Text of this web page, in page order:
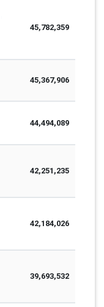
45,782,359
45,367,906
44,494,089
42,251,235
42,184,026
39,693,532